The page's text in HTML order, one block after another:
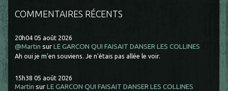
COMMENTAIRES RÉCENTS
20h04 05 août 2026
@Martin surLE GARCON QUI FAISAIT DANSER LES COLLINES
Ah oui je m'en souviens. Je n'étais pas allée le voir.
15h38 05 août 2026
Martin surLE GARCON QUI FAISAIT DANSER LES COLLINES